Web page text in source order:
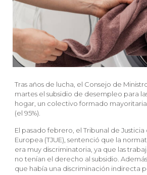
Tras años de lucha, el Consejo de
martes el subsidio de desempleo para
hogar, un colectivo formado
(el 95%).
El pasado febrero, el Tribunal de Justicia
Europea (TJUE), sentenció que la
era muy discriminatoria, ya que las
no tenían el derecho al subsidio.
que había una discriminación indirecta